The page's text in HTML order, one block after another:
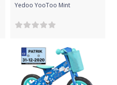
Yedoo YooToo Mint